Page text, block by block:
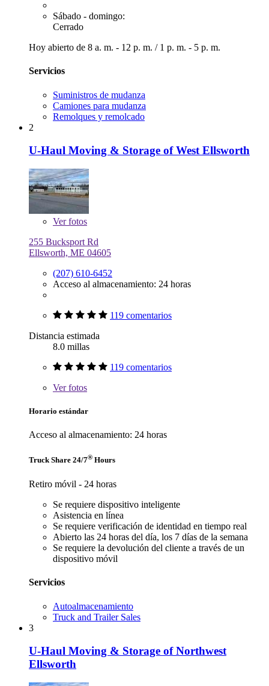
Sábado - domingo:
Cerrado
Hoy abierto de 8 a. m. - 12 p. m. / 1 p. m. - 5 p. m.
Servicios
Suministros de mudanza
Camiones para mudanza
Remolques y remolcado
2
U-Haul Moving & Storage of West Ellsworth
Verfotos
255 Bucksport Rd
Ellsworth, ME 04605
(207) 610-6452
Acceso al almacenamiento: 24 horas
119 comentarios
Distancia estimada
8.0 millas
119 comentarios
Verfotos
Horario estándar
Acceso al almacenamiento: 24 horas
Truck Share 24/7® Hours
Retiro móvil - 24 horas
Se requiere dispositivo inteligente
Asistencia en línea
Se requiere verificación de identidad en tiempo real
Abierto las 24 horas del día, los 7 días de la semana
Se requiere la devolución del cliente a través de un
dispositivo móvil
Servicios
Autoalmacenamiento
Truck and Trailer Sales
3
U-Haul Moving & Storage of Northwest
Ellsworth